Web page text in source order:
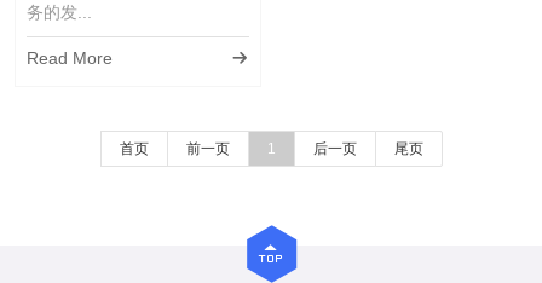
务的发...
Read More
首页 前一页 1 后一页 尾页